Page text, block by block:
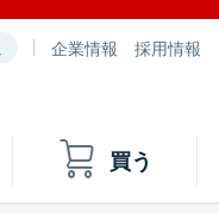
企業情報 採用情報
買う